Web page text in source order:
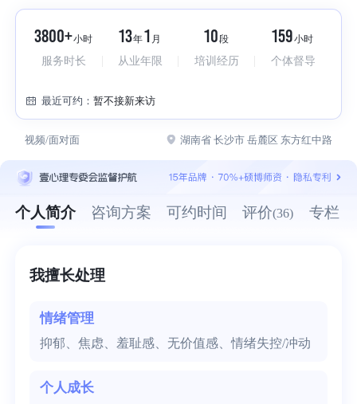
3800+小时
服务时长
13年1 月
从业年限
10段
培训经历
159小时
个体督导
最近可约：暂不接新来访
视频/面对面 湖南省 长沙市 岳麓区 东方红中路
个人简介 咨询方案 可约时间 评价(36) 专栏
我擅长处理
情绪管理
抑郁、焦虑、羞耻感、无价值感、情绪失控/冲动
个人成长